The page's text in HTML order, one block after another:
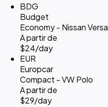
BDG
Budget
Economy - Nissan Versa
A partir de
$24/day
EUR
Europcar
Compact - VW Polo
A partir de
$29/day